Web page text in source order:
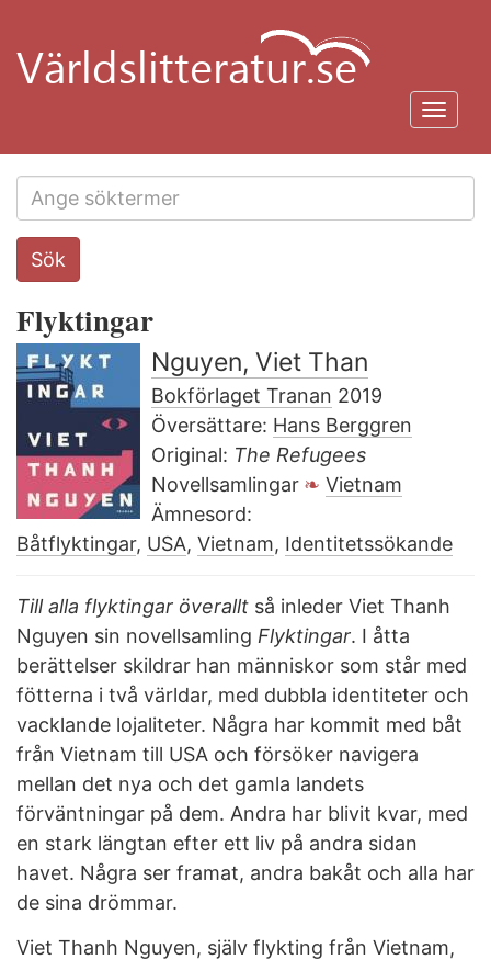
huvudinnehåll
Search
this
Sök
Flyktingar
Nguyen, Viet Than
Bokförlaget Tranan 2019
Översättare: Hans Berggren
Original: The Refugees
Novellsamlingar
Vietnam
Ämnesord:
Båtflyktingar, USA, Vietnam, Identitetssökande
Till alla flyktingar överallt så inleder Viet Thanh
Nguyen sin novellsamling Flyktingar. I åtta
berättelser skildrar han människor som står med
fötterna i två världar, med dubbla identiteter och
vacklande lojaliteter. Några har kommit med båt
från Vietnam till USA och försöker navigera
mellan det nya och det gamla landets
förväntningar på dem. Andra har blivit kvar, med
en stark längtan efter ett liv på andra sidan
havet. Några ser framat, andra bakåt och alla har
de sina drömmar.
Viet Thanh Nguyen, själv flykting från Vietnam,